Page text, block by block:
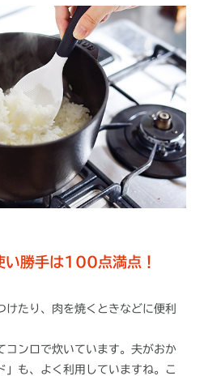
い勝手は100点満点！
けたり、肉を焼くときなどに便利
コンロで炊いています。夫がおか
」も、よく利用していますね。こ